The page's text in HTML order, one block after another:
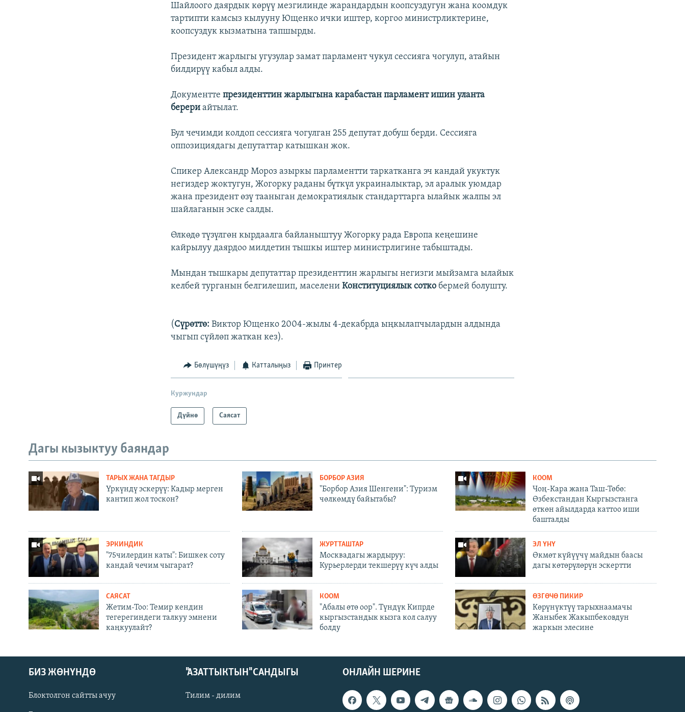
Шайлоого даярдык көрүү мезгилинде жарандардын коопсуздугун жана коомдук
тартипти камсыз кылууну Ющенко ички иштер, коргоо министрликтерине,
коопсуздук кызматына тапшырды.
Президент жарлыгы угузулар замат парламент чукул сессияга чогулуп, атайын
билдирүү кабыл алды.
Документтепрезиденттин жарлыгына карабастан парламент ишин уланта
берериайтылат.
Бул чечимди колдоп сессияга чогулган 255 депутат добуш берди. Сессияга
оппозициядагы депутаттар катышкан жок.
Спикер Александр Мороз азыркы парламентти таркатканга эч кандай укуктук
негиздер жоктугун, Жогорку раданы бүткүл украиналыктар, эл аралык уюмдар
жана президент өзү тааныган демократиялык стандарттарга ылайык жалпы эл
шайлаганын эске салды.
Өлкөдө түзүлгөн кырдаалга байланыштуу Жогорку рада Европа кеңешине
кайрылуу даярдоо милдетин тышкы иштер министрлигине табыштады.
Мындан тышкары депутаттар президенттин жарлыгы негизги мыйзамга ылайык
келбей турганын белгилешип, маселениКонституциялык сотко бермей болушту.
(Сүрөттө:Виктор Ющенко 2004-жылы 4-декабрда ыңкылапчылардын алдында
чыгып сүйлөп жаткан кез).
Бөлүшүңүз Катталыңыз Принтер
Куржундар
Дүйнө Саясат
Дагы кызыктуу баяндар
ТАРЫХ ЖАНА ТАГДЫР
Үркүндү эскерүү: Кадыр мерген
кантип жол тоскон?
БОРБОР АЗИЯ
"Борбор Азия Шенгени": Туризм
чөлкөмдү байытабы?
КООМ
Чоң-Кара жана Таш-Төбө:
Өзбекстандан Кыргызстанга
өткөн айылдарда каттоо иши
башталды
ЭРКИНДИК
"75чилердин каты": Бишкек соту
кандай чечим чыгарат?
ЖУРТТАШТАР
Москвадагы жардыруу:
Курьерлерди текшерүү күч алды
ЭЛ ҮНҮ
Өкмөт күйүүчү майдын баасы
дагы көтөрүлөрүн эскертти
САЯСАТ
Жетим-Тоо: Темир кендин
тегерегиндеги талкуу эмнени
каңкуулайт?
КООМ
"Абалы өтө оор". Түндүк Кипрде
кыргызстандык кызга кол салуу
болду
ӨЗГӨЧӨ ПИКИР
Көрүнүктүү тарыхнаамачы
Жаныбек Жакыпбековдун
жаркын элесине
ОНЛАЙН ШЕРИНЕ
БИЗ ЖӨНҮНДӨ
Блоктолгон сайтты ачуу
"АЗАТТЫКТЫН" САНДЫГЫ
Тилим - дилим